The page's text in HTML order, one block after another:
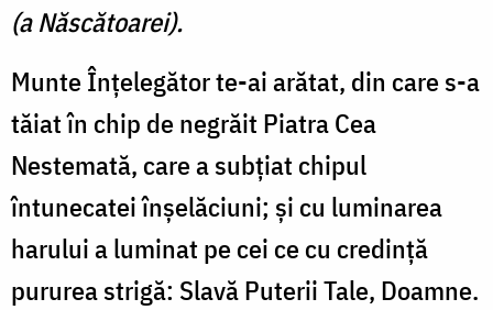
(a Născătoarei).
Munte Înţelegător te-ai arătat, din care s-a
tăiat în chip de negrăit Piatra Cea
Nestemată, care a subţiat chipul
întunecatei înşelăciuni; şi cu luminarea
harului a luminat pe cei ce cu credinţă
pururea strigă: Slavă Puterii Tale, Doamne.